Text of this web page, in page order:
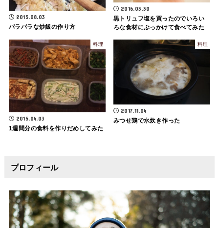
2015.08.03
パラパラな炒飯の作り方
2016.03.30
黒トリュフ塩を買ったのでいろい
ろな食材にぶっかけて食べてみた
料理
2015.04.03
1週間分の食料を作りだめしてみた
料理
2017.11.04
みつせ鶏で水炊き作った
プロフィール